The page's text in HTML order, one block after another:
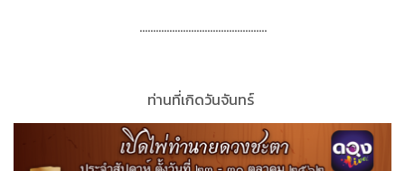
...............................................
ท่านที่เกิดวันจันทร์